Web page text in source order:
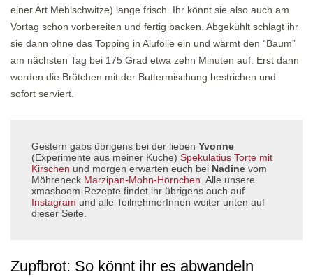
einer Art Mehlschwitze) lange frisch. Ihr könnt sie also auch am
Vortag schon vorbereiten und fertig backen. Abgekühlt schlagt ihr
sie dann ohne das Topping in Alufolie ein und wärmt den “Baum”
am nächsten Tag bei 175 Grad etwa zehn Minuten auf. Erst dann
werden die Brötchen mit der Buttermischung bestrichen und
sofort serviert.
Gestern gabs übrigens bei der lieben Yvonne
(Experimente aus meiner Küche) Spekulatius Torte mit
Kirschen und morgen erwarten euch bei Nadine vom
Möhreneck Marzipan-Mohn-Hörnchen. Alle unsere
xmasboom-Rezepte findet ihr übrigens auch auf
Instagram und alle TeilnehmerInnen weiter unten auf
dieser Seite.
Zupfbrot: So könnt ihr es abwandeln